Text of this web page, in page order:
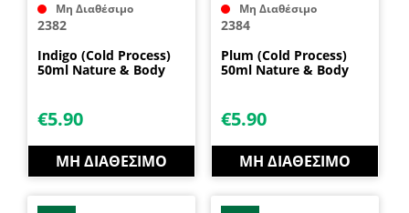
Μη Διαθέσιμο
2382
Indigo (Cold Process)
50ml Nature & Body
€5.90
ΜΗ ΔΙΑΘΈΣΙΜΟ
Μη Διαθέσιμο
2384
Plum (Cold Process)
50ml Nature & Body
€5.90
ΜΗ ΔΙΑΘΈΣΙΜΟ